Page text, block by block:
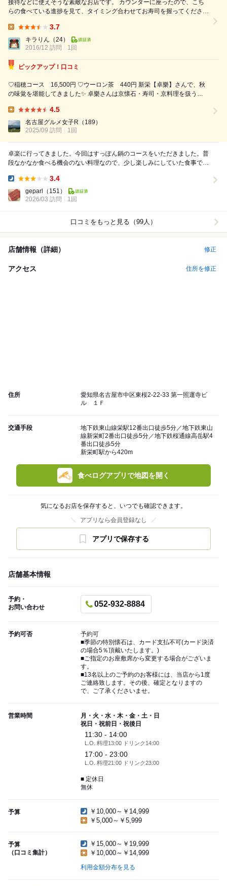
接待などに使えそうな素敵なお店です。 カウンターに座ったので、こち
らの食べている進捗を見て、タイミング合わせてお寿司を握ってください
漬けにした生いくら‼️
3.7
キラりん （24）
2016/12 訪問
1回
ピックアップ！口コミ
♡稲穂コース 16,500円 ♡ウーロン茶 440円 新栄【卓樂】さんで、秋
の味覚を堪能してきました✨ 卓樂さんは京懐石・寿司・京料理を扱う名
しめます 店内は和の趣を感じる落ち着いた雰囲気で 入り口を開けると
素...
4.5
名古屋グルメ女子R （189）
2025/09 訪問
1回
卓楽に行ってきました。今回はすっぽん鍋のコースをいただきました。普
段なかなか食べる機会のない料理なので、少し楽しみにしていた食事で
3.4
geparl
（151）
2026/03 訪問
1回
口コミをもっと見る（99人）
店舗情報（詳細） 修正
アクセス 住所を修正
住所
愛知県名古屋市中区東桜2-22-33 第一照運寺ビ
ル １Ｆ
交通手段
地下鉄東山線栄駅12番出口徒歩5分／地下鉄東山
線新栄町2番出口徒歩5分／地下鉄桜通線高岳駅4
番出口徒歩5分
新栄町駅から420m
食べログアプリで地図を開く
気になるお店を保存すると、いつでも確認できます。
アプリなら会員登録なし
アプリで保存する
店舗基本情報
予約・
お問い合わせ
052-932-8884
予約可否
予約可
■季節の特別懐石は、カード支払不可(カード決済
の場合5％頂戴いたします。)
■ご指定のお座敷席から変更する場合がございま
す。
■13名以上のご予約のお客様には、当店から1度
ご連絡致します。その後、確定となりますの
で、ご了承くださいませ。
営業時間
月・火・水・木・金・土・日
祝日・祝前日・祝後日
11:30 - 14:00
L.O. 料理13:00 ドリンク14:00
17:00 - 23:00
L.O. 料理21:00 ドリンク23:00
■ 定休日
無休
予算
￥10,000～￥14,999
￥5,000～￥5,999
予算
（口コミ集計）
￥15,000～￥19,999
￥10,000～￥14,999
利用金額分布を見る